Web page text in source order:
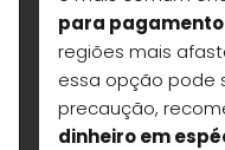
para
regiões mais
essa opção pode
precaução,
dinheiro em